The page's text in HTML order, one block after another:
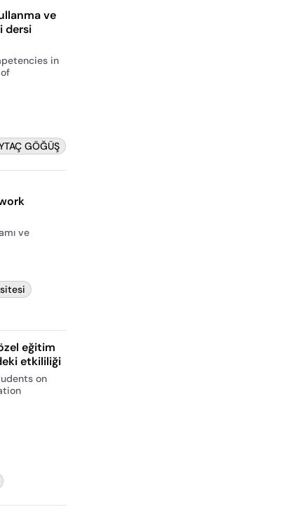
ve
dersi
in
GÖĞÜŞ
ve
eğitim
etkililiği
on